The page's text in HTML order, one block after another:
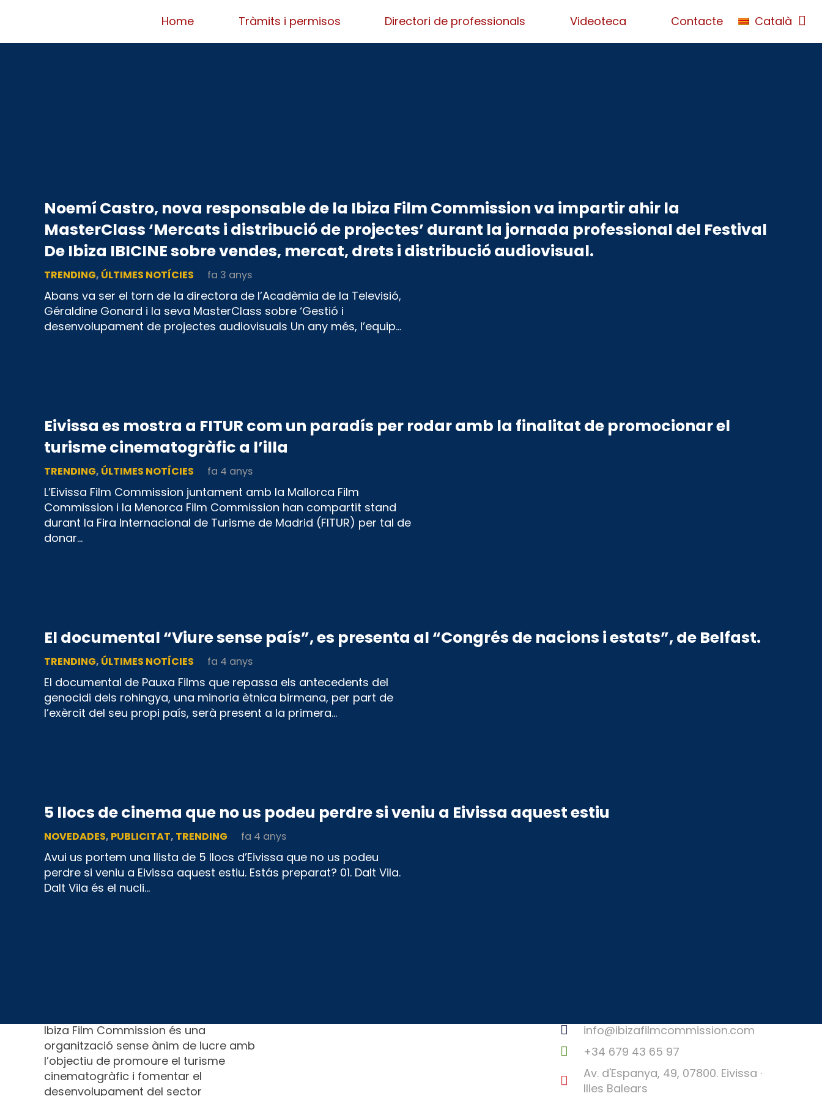
Home Tràmits i permisos Directori de professionals Videoteca Contacte Català
Noemí Castro, nova responsable de la Ibiza Film Commission va impartir ahir la
MasterClass ‘Mercats i distribució de projectes’ durant la jornada professional del Festival
De Ibiza IBICINE sobre vendes, mercat, drets i distribució audiovisual.
TRENDING, ÚLTIMES NOTÍCIES fa 3 anys
Abans va ser el torn de la directora de l’Acadèmia de la Televisió,
Géraldine Gonard i la seva MasterClass sobre ‘Gestió i
desenvolupament de projectes audiovisuals Un any més, l’equip…
Eivissa es mostra a FITUR com un paradís per rodar amb la finalitat de promocionar el
turisme cinematogràfic a l’illa
TRENDING, ÚLTIMES NOTÍCIES fa 4 anys
L’Eivissa Film Commission juntament amb la Mallorca Film
Commission i la Menorca Film Commission han compartit stand
durant la Fira Internacional de Turisme de Madrid (FITUR) per tal de
donar…
El documental “Viure sense país”, es presenta al “Congrés de nacions i estats”, de Belfast.
TRENDING, ÚLTIMES NOTÍCIES fa 4 anys
El documental de Pauxa Films que repassa els antecedents del
genocidi dels rohingya, una minoria ètnica birmana, per part de
l’exèrcit del seu propi país, serà present a la primera…
5 llocs de cinema que no us podeu perdre si veniu a Eivissa aquest estiu
NOVEDADES, PUBLICITAT, TRENDING fa 4 anys
Avui us portem una llista de 5 llocs d’Eivissa que no us podeu
perdre si veniu a Eivissa aquest estiu. Estás preparat? 01. Dalt Vila.
Dalt Vila és el nucli…
Ibiza Film Commission és una
organització sense ànim de lucre amb
l’objectiu de promoure el turisme
cinematogràfic i fomentar el
desenvolupament del sector
info@ibizafilmcommission.com
+34 679 43 65 97
Av. d'Espanya, 49, 07800. Eivissa ·
Illes Balears